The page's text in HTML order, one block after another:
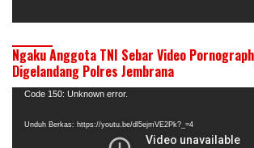
Ngaku Anggota TNI Sebar Video
Digelandang Polres Jembrana
Pemutar
Code 150: Unknown error.
Unduh Berkas: https://youtu.be/dl5ejmVE2Pk?_=4